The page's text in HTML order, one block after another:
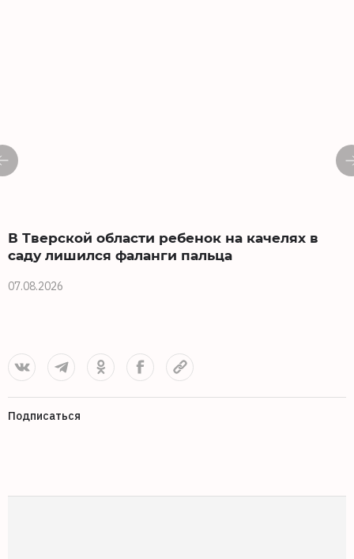
В Тверской области ребенок на качелях в
саду лишился фаланги пальца
07.08.2026
Подписаться